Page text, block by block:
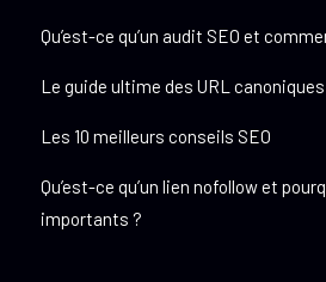
Qu’est-ce qu’un audit SEO et
Le guide ultime des URL canoniques
Les 10 meilleurs conseils SEO
Qu’est-ce qu’un lien nofollow et
importants ?